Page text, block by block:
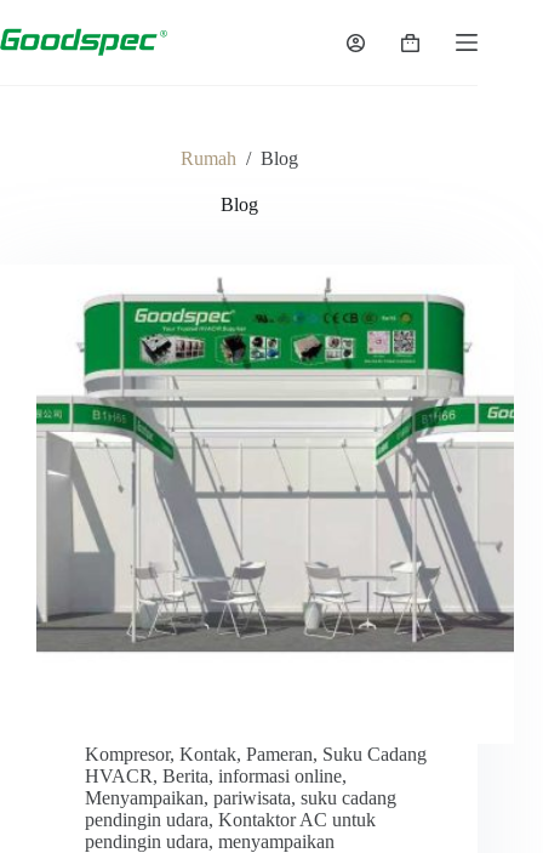
ke
konten
Keranjang
Rumah / Blog
Blog
Kompresor, Kontak, Pameran, Suku Cadang
HVACR, Berita, informasi online,
Menyampaikan, pariwisata, suku cadang
pendingin udara, Kontaktor AC untuk
pendingin udara, menyampaikan